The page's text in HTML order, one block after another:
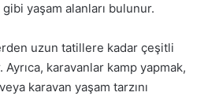
yaşam alanları bulunur.
uzun tatillere kadar çeşitli
karavanlar kamp yapmak,
karavan yaşam tarzını